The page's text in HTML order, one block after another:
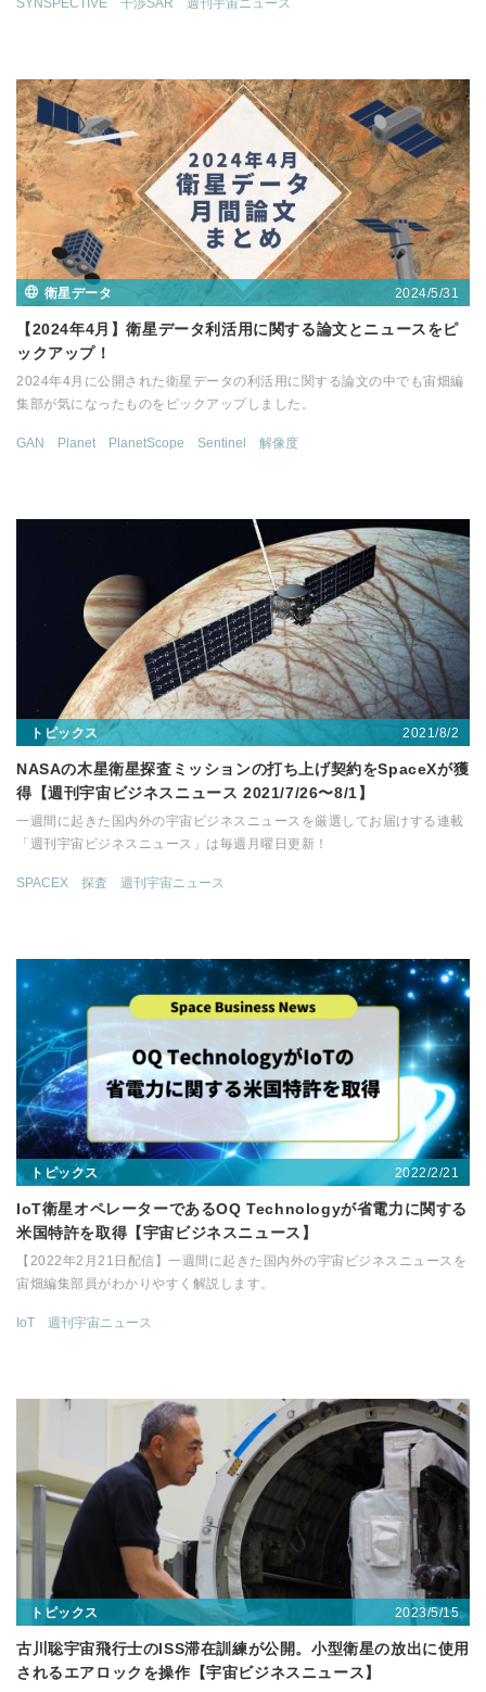
SYNSPECTIVE 干渉SAR 週刊宇宙ニュース
衛星データ 2024/5/31
【2024年4月】衛星データ利活用に関する論文とニュースをピ
ックアップ！
2024年4月に公開された衛星データの利活用に関する論文の中でも宙畑編
集部が気になったものをピックアップしました。
GAN Planet PlanetScope Sentinel 解像度
トピックス 2021/8/2
NASAの木星衛星探査ミッションの打ち上げ契約をSpaceXが獲
得【週刊宇宙ビジネスニュース 2021/7/26〜8/1】
一週間に起きた国内外の宇宙ビジネスニュースを厳選してお届けする連載
「週刊宇宙ビジネスニュース」は毎週月曜日更新！
SPACEX 探査 週刊宇宙ニュース
トピックス 2022/2/21
IoT衛星オペレーターであるOQ Technologyが省電力に関する
米国特許を取得【宇宙ビジネスニュース】
【2022年2月21日配信】一週間に起きた国内外の宇宙ビジネスニュースを
宙畑編集部員がわかりやすく解説します。
IoT 週刊宇宙ニュース
トピックス 2023/5/15
古川聡宇宙飛行士のISS滞在訓練が公開。小型衛星の放出に使用
されるエアロックを操作【宇宙ビジネスニュース】